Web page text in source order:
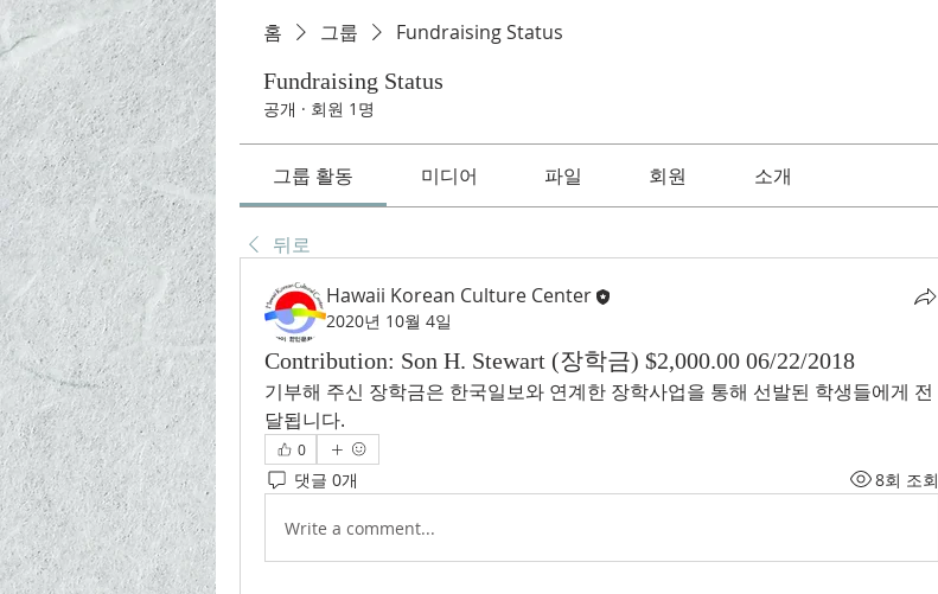
홈 그룹
Fundraising Status
Fundraising Status
공개 · 회원 1명
그룹 활동 미디어 파일 회원 소개
뒤로
Hawaii Korean Culture Center
2020년 10월 4일
Contribution: Son H. Stewart (장학금) $2,000.00 06/22/2018
기부해 주신 장학금은 한국일보와 연계한 장학사업을 통해 선발된 학생들에게 전
달됩니다.
0
댓글 0개 8회 조회
Write a comment...